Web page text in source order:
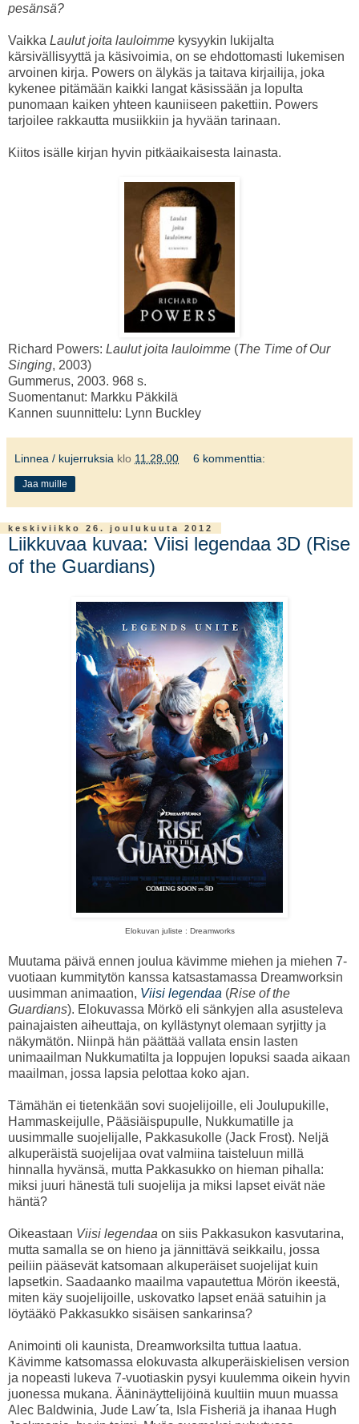
pesänsä?
Vaikka Laulut joita lauloimme kysyykin lukijalta
kärsivällisyyttä ja käsivoimia, on se ehdottomasti lukemisen
arvoinen kirja. Powers on älykäs ja taitava kirjailija, joka
kykenee pitämään kaikki langat käsissään ja lopulta
punomaan kaiken yhteen kauniiseen pakettiin. Powers
tarjoilee rakkautta musiikkiin ja hyvään tarinaan.
Kiitos isälle kirjan hyvin pitkäaikaisesta lainasta.
Richard Powers: Laulut joita lauloimme (The Time of Our
Singing, 2003)
Gummerus, 2003. 968 s.
Suomentanut: Markku Päkkilä
Kannen suunnittelu: Lynn Buckley
Linnea / kujerruksia klo 11.28.00 6 kommenttia:
Jaa muille
keskiviikko 26. joulukuuta 2012
Liikkuvaa kuvaa: Viisi legendaa 3D (Rise
of the Guardians)
Elokuvan juliste : Dreamworks
Muutama päivä ennen joulua kävimme miehen ja miehen 7-
vuotiaan kummitytön kanssa katsastamassa Dreamworksin
uusimman animaation, Viisi legendaa (Rise of the
Guardians). Elokuvassa Mörkö eli sänkyjen alla asusteleva
painajaisten aiheuttaja, on kyllästynyt olemaan syrjitty ja
näkymätön. Niinpä hän päättää vallata ensin lasten
unimaailman Nukkumatilta ja loppujen lopuksi saada aikaan
maailman, jossa lapsia pelottaa koko ajan.
Tämähän ei tietenkään sovi suojelijoille, eli Joulupukille,
Hammaskeijulle, Pääsiäispupulle, Nukkumatille ja
uusimmalle suojelijalle, Pakkasukolle (Jack Frost). Neljä
alkuperäistä suojelijaa ovat valmiina taisteluun millä
hinnalla hyvänsä, mutta Pakkasukko on hieman pihalla:
miksi juuri hänestä tuli suojelija ja miksi lapset eivät näe
häntä?
Oikeastaan Viisi legendaa on siis Pakkasukon kasvutarina,
mutta samalla se on hieno ja jännittävä seikkailu, jossa
peiliin pääsevät katsomaan alkuperäiset suojelijat kuin
lapsetkin. Saadaanko maailma vapautettua Mörön ikeestä,
miten käy suojelijoille, uskovatko lapset enää satuihin ja
löytääkö Pakkasukko sisäisen sankarinsa?
Animointi oli kaunista, Dreamworksilta tuttua laatua.
Kävimme katsomassa elokuvasta alkuperäiskielisen version
ja nopeasti lukeva 7-vuotiaskin pysyi kuulemma oikein hyvin
juonessa mukana. Ääninäyttelijöinä kuultiin muun muassa
Alec Baldwinia, Jude Law´ta, Isla Fisheriä ja ihanaa Hugh